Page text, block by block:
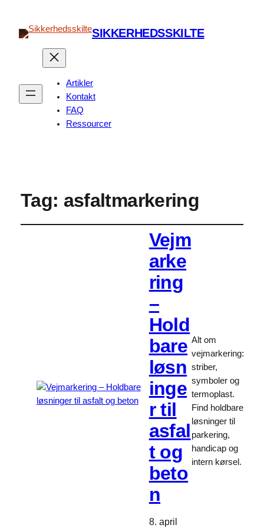
SIKKERHEDSSKILTE
Artikler
Kontakt
FAQ
Ressourcer
Tag: asfaltmarkering
Vejm
arke
ring
–
Hold
bare
løsn
inge
r til
asfal
t og
beto
n
8. april
Alt om
vejmarkering:
striber,
symboler og
termoplast.
Find holdbare
løsninger til
parkering,
handicap og
intern kørsel.